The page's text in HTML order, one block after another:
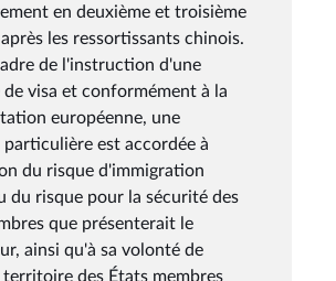
en deuxième et troisième
les ressortissants chinois.
de l'instruction d'une
de visa et conformément à la
européenne, une
est accordée à
du risque d'immigration
du risque pour la sécurité des
que présenterait le
ainsi qu'à sa volonté de
des États membres